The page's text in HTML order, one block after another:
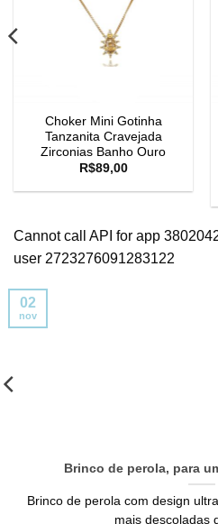
Choker Mini Gotinha
Tanzanita Cravejada
Zirconias Banho Ouro
R$89,00
Cannot call API for app
user 2723276091283122
Brinco de perola, para
Brinco de perola com design
mais descoladas
02
nov